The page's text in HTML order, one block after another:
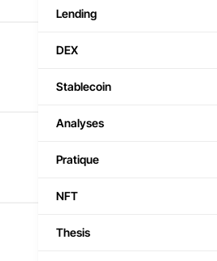
Lending
DEX
Stablecoin
Analyses
Pratique
NFT
Thesis